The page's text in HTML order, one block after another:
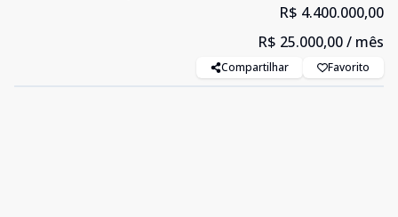
R$ 4.400.000,00
R$ 25.000,00/ mês
Compartilhar Favorito